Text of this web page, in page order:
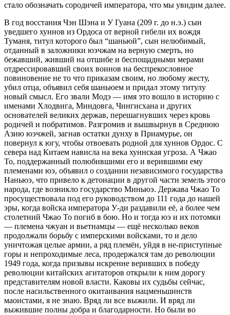
стало обозначать сородичей императора, что мы увидим далее.
В год восстания Чэн Шэна и У Гуана (209 г. до н.э.) сын
уведшего хуннов из Ордоса от верной гибели их вождя
Туманя, титул которого был “шаньюй”, сын нелюбимый,
отданный в заложники юэчжам на верную смерть, но
бежавший, живший на отшибе и беспощадными мерами
отдрессировавший своих воинов на беспрекословное
повиновение не то что приказам своим, но любому жесту,
убил отца, объявил себя шаньюем и придал этому титулу
новый смысл. Его звали Модэ — имя это вошло в историю с
именами Хлодвига, Миндовга, Чингисхана и других
основателей великих держав, перешагнувших через кровь
родичей и побратимов. Разгромив и вышвырнув в Среднюю
Азию юэчжей, загнав остатки дунху в Приамурье, он
повернул к югу, чтобы отвоевать родной для хуннов Ордос. С
севера над Китаем нависла на века хуннская угроза. А Чжао
То, поддержанный полюбившими его и верившими ему
племенами юэ, объявил о создании независимого государства
Наньюэ, что привело к детонации в другой части земель этого
народа, где возникло государство Миньюэ. Держава Чжао То
просуществовала под его руководством до 111 года до нашей
эры, когда войска императора У-ди раздавили её, а более чем
столетний Чжао То погиб в бою. Но и тогда юэ и их потомки
— племена чжуан и вьетнамцы — ещё несколько веков
продолжали борьбу с имперскими войсками, то и дело
уничтожая целые армии, а ряд племён, уйдя в не-приступные
горы и непроходимые леса, продержался там до революции
1949 года, когда призывы искренне веривших в победу
революции китайских агитаторов открыли к ним дорогу
представителям новой власти. Каковы их судьбы сейчас,
после насильственного окитаивания нацменьшинств
маоистами, я не знаю. Вряд ли все выжили. И вряд ли
выжившие полны добра и благодарности. Но были во